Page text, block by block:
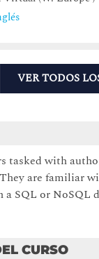
VER TODOS
tasked with
are familiar
SQL or NoSQL
CURSO